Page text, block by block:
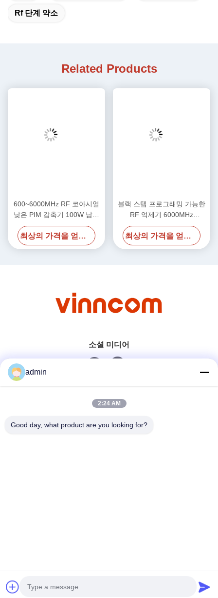
Rf 단계 약소
Related Products
600~6000MHz RF 코아시얼
낮은 PIM 감축기 100W 남성
에서 여성
최상의 가격을 얻으세요
블랙 스텝 프로그래밍 가능한
RF 억제기 6000MHz
-155dbc 50W
최상의 가격을 얻으세요
소셜 미디어
빠른 연락
HeFei Vinncom Electronic Technology Co.,Ltd. . 무단 복제 금지.
admin
2:24 AM
Good day, what product are you looking for?